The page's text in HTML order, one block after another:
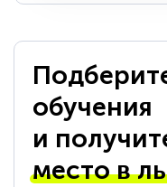
обучения
и
место в